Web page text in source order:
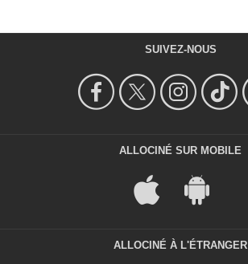
SUIVEZ-NOUS
ALLOCINÉ SUR MOBILE
ALLOCINÉ À L'ÉTRANGER